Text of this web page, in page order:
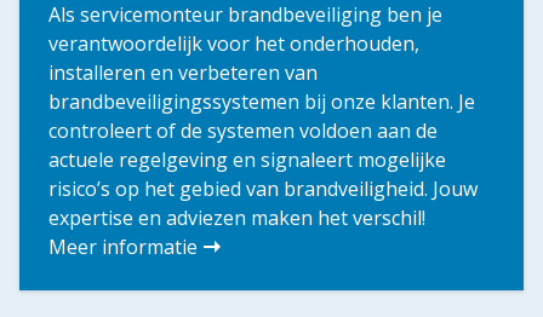
Als servicemonteur brandbeveiliging ben je
verantwoordelijk voor het onderhouden,
installeren en verbeteren van
brandbeveiligingssystemen bij onze klanten. Je
controleert of de systemen voldoen aan de
actuele regelgeving en signaleert mogelijke
risico’s op het gebied van brandveiligheid. Jouw
expertise en adviezen maken het verschil!
Meer informatie